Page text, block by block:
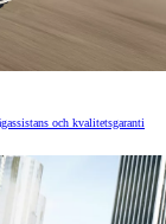
och kvalitetsgaranti